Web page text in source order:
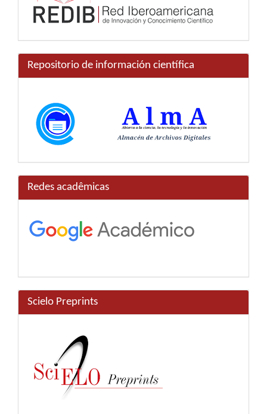
Repositorio de información científica
Redes acadêmicas
Scielo Preprints